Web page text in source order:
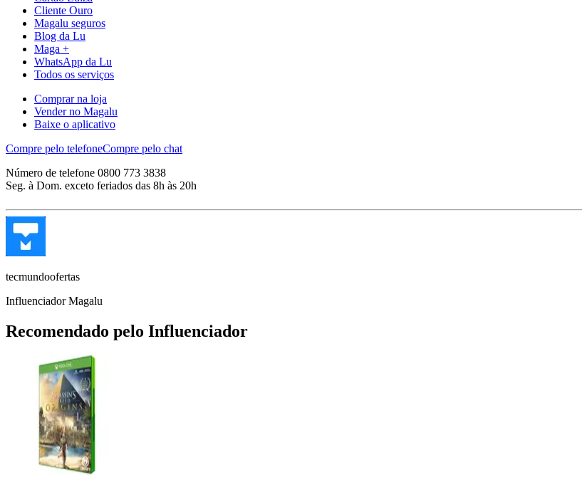
Cliente Ouro
Magalu seguros
Blog da Lu
Maga +
WhatsApp da Lu
Todos os serviços
Comprar na loja
Vender no Magalu
Baixe o aplicativo
Compre pelo telefoneCompre pelo chat
Número de telefone 0800 773 3838
Seg. à Dom. exceto feriados das 8h às 20h
tecmundoofertas
Influenciador Magalu
Recomendado pelo Influenciador